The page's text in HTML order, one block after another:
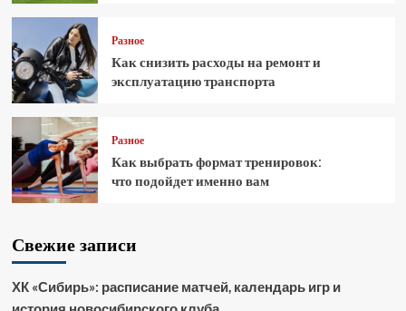
Разное
Как снизить расходы на ремонт и
эксплуатацию транспорта
Разное
Как выбрать формат тренировок:
что подойдет именно вам
Свежие записи
ХК «Сибирь»: расписание матчей, календарь игр и